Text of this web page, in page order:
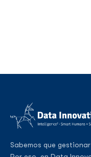
Sabemos que